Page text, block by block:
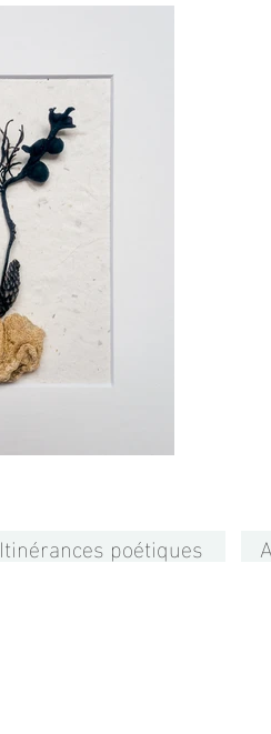
Itinérances poétiques